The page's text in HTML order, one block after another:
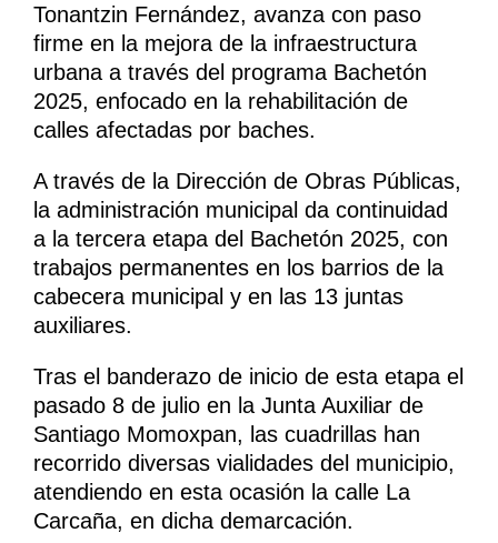
Tonantzin Fernández, avanza con paso
firme en la mejora de la infraestructura
urbana a través del programa Bachetón
2025, enfocado en la rehabilitación de
calles afectadas por baches.
A través de la Dirección de Obras Públicas,
la administración municipal da continuidad
a la tercera etapa del Bachetón 2025, con
trabajos permanentes en los barrios de la
cabecera municipal y en las 13 juntas
auxiliares.
Tras el banderazo de inicio de esta etapa el
pasado 8 de julio en la Junta Auxiliar de
Santiago Momoxpan, las cuadrillas han
recorrido diversas vialidades del municipio,
atendiendo en esta ocasión la calle La
Carcaña, en dicha demarcación.